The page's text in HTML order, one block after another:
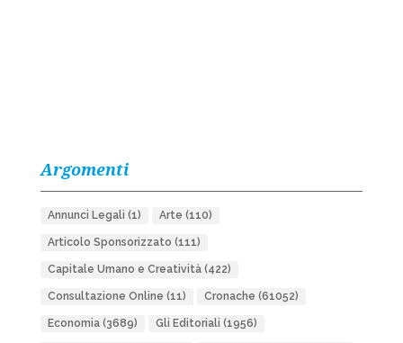
Argomenti
Annunci Legali (1) Arte (110)
Articolo Sponsorizzato (111)
Capitale Umano e Creatività(422)
Consultazione Online (11) Cronache (61052)
Economia(3689) Gli Editoriali (1956)